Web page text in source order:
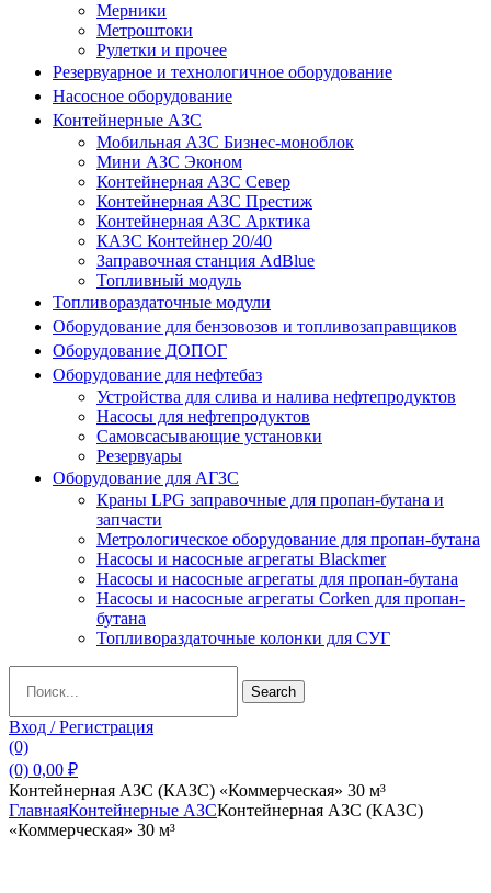
Мерники
Метроштоки
Рулетки и прочее
Резервуарное и технологичное оборудование
Насосное оборудование
Контейнерные АЗС
Мобильная АЗС Бизнес-моноблок
Мини АЗС Эконом
Контейнерная АЗС Север
Контейнерная АЗС Престиж
Контейнерная АЗС Арктика
КАЗС Контейнер 20/40
Заправочная станция AdBlue
Топливный модуль
Топливораздаточные модули
Оборудование для бензовозов и топливозаправщиков
Оборудование ДОПОГ
Оборудование для нефтебаз
Устройства для слива и налива нефтепродуктов
Насосы для нефтепродуктов
Самовсасывающие установки
Резервуары
Оборудование для АГЗС
Краны LPG заправочные для пропан-бутана и
запчасти
Метрологическое оборудование для пропан-бутана
Насосы и насосные агрегаты Blackmer
Насосы и насосные агрегаты для пропан-бутана
Насосы и насосные агрегаты Corken для пропан-
бутана
Топливораздаточные колонки для СУГ
for:
Search
Вход / Регистрация
(0)
(0) 0,00 ₽
Контейнерная АЗС (КАЗС) «Коммерческая» 30 м³
ГлавнаяКонтейнерные АЗСКонтейнерная АЗС (КАЗС)
«Коммерческая» 30 м³